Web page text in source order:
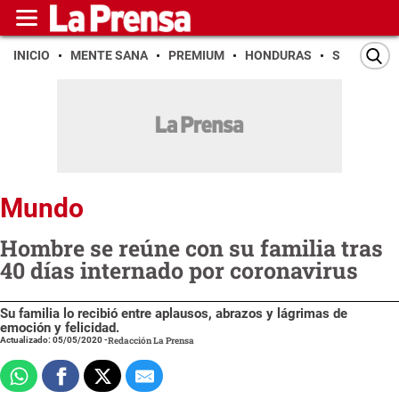
INICIO MENTE SANA PREMIUM HONDURAS SAN PEDRO
Mundo
Hombre se reúne con su familia tras
40 días internado por coronavirus
Su familia lo recibió entre aplausos, abrazos y lágrimas de
emoción y felicidad.
Actualizado: 05/05/2020-Redacción La Prensa